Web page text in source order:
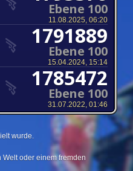
Ebene 100
11.08.2025, 06:20
1791889
Ebene 100
15.04.2024, 15:14
1785472
Ebene 100
31.07.2022, 01:46
wurde.
oder einem fremden